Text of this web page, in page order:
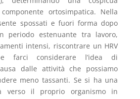
ortosimpatica. Nella
spossati e fuori forma dopo
periodo estenuante tra lavoro,
intensi, riscontrare un HRV
farci considerare l’idea di
dalle attività che possiamo
meno tassanti. Se si ha una
verso il proprio organismo in